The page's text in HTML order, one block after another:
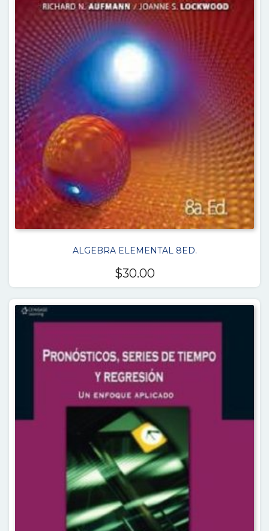
ALGEBRA ELEMENTAL 8ED.
$30.00